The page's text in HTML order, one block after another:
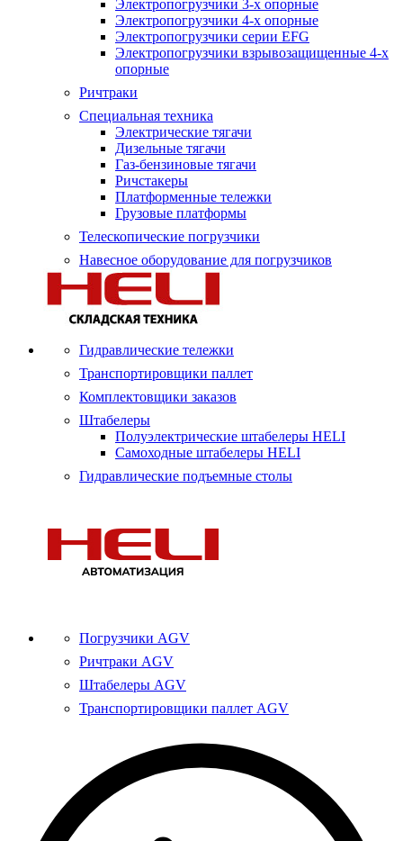
Электропогрузчики 3-х опорные
Электропогрузчики 4-х опорные
Электропогрузчики серии EFG
Электропогрузчики взрывозащищенные 4-х
опорные
Ричтраки
Специальная техника
Электрические тягачи
Дизельные тягачи
Газ-бензиновые тягачи
Ричстакеры
Платформенные тележки
Грузовые платформы
Телескопические погрузчики
Навесное оборудование для погрузчиков
Гидравлические тележки
Транспортировщики паллет
Комплектовщики заказов
Штабелеры
Полуэлектрические штабелеры HELI
Самоходные штабелеры HELI
Гидравлические подъемные столы
Погрузчики AGV
Ричтраки AGV
Штабелеры AGV
Транспортировщики паллет AGV